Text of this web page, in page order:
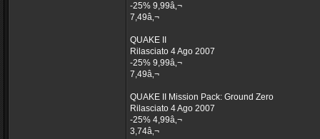
-25% 9,99â‚¬
7,49â‚¬
QUAKE II
Rilasciato 4 Ago 2007
-25% 9,99â‚¬
7,49â‚¬
QUAKE II Mission Pack: Ground Zero
Rilasciato 4 Ago 2007
-25% 4,99â‚¬
3,74â‚¬